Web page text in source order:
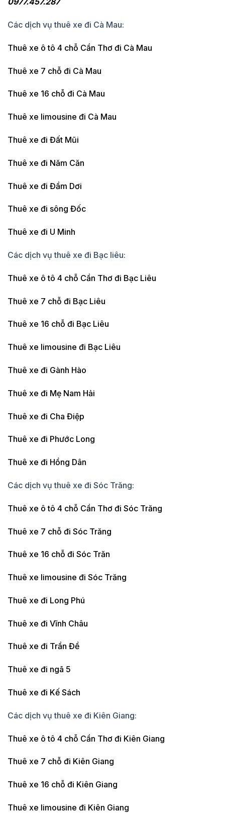
Các dịch vụ thuê xe đi Cà Mau:
Thuê xe ô tô 4 chỗ Cần Thơ đi Cà Mau
Thuê xe 7 chỗ đi Cà Mau
Thuê xe 16 chỗ đi Cà Mau
Thuê xe limousine đi Cà Mau
Thuê xe đi Đất Mũi
Thuê xe đi Năm Căn
Thuê xe đi Đầm Dơi
Thuê xe đi sông Đốc
Thuê xe đi U Minh
Các dịch vụ thuê xe đi Bạc liêu:
Thuê xe ô tô 4 chỗ Cần Thơ đi Bạc Liêu
Thuê xe 7 chỗ đi Bạc Liêu
Thuê xe 16 chỗ đi Bạc Liêu
Thuê xe limousine đi Bạc Liêu
Thuê xe đi Gành Hào
Thuê xe đi Mẹ Nam Hải
Thuê xe đi Cha Điệp
Thuê xe đi Phước Long
Thuê xe đi Hồng Dân
Các dịch vụ thuê xe đi Sóc Trăng:
Thuê xe ô tô 4 chỗ Cần Thơ đi Sóc Trăng
Thuê xe 7 chỗ đi Sóc Trăng
Thuê xe 16 chỗ đi Sóc Trăn
Thuê xe limousine đi Sóc Trăng
Thuê xe đi Long Phú
Thuê xe đi Vĩnh Châu
Thuê xe đi Trần Đề
Thuê xe đi ngã 5
Thuê xe đi Kế Sách
Các dịch vụ thuê xe đi Kiên Giang:
Thuê xe ô tô 4 chỗ Cần Thơ đi Kiên Giang
Thuê xe 7 chỗ đi Kiên Giang
Thuê xe 16 chỗ đi Kiên Giang
Thuê xe limousine đi Kiên Giang